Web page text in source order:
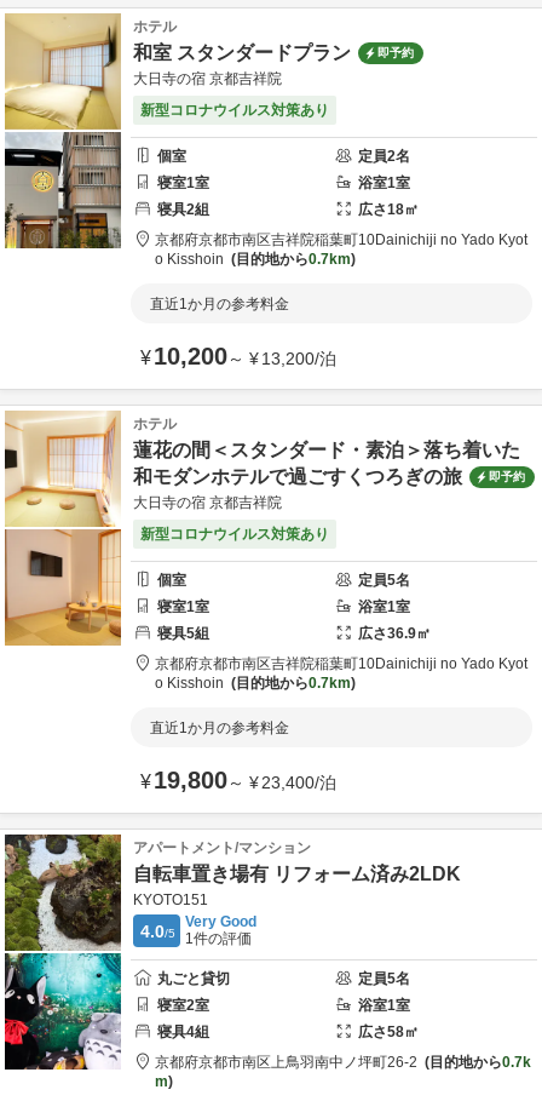
ホテル
和室 スタンダードプラン 即予約
大日寺の宿 京都吉祥院
新型コロナウイルス対策あり
個室 定員2名
寝室1室 浴室1室
寝具2組 広さ18㎡
京都府京都市南区吉祥院稲葉町10Dainichiji no Yado Kyot
o Kisshoin
目的地から0.7km
直近1か月の参考料金
¥10,200～ ¥13,200/泊
ホテル
蓮花の間＜スタンダード・素泊＞落ち着いた
和モダンホテルで過ごすくつろぎの旅
即予約
大日寺の宿 京都吉祥院
新型コロナウイルス対策あり
個室 定員5名
寝室1室 浴室1室
寝具5組 広さ36.9㎡
京都府京都市南区吉祥院稲葉町10Dainichiji no Yado Kyot
o Kisshoin
目的地から0.7km
直近1か月の参考料金
¥19,800～ ¥23,400/泊
アパートメント/マンション
自転車置き場有 リフォーム済み2LDK
KYOTO151
4.0/5
Very Good
1件の評価
丸ごと貸切 定員5名
寝室2室 浴室1室
寝具4組 広さ58㎡
京都府京都市南区上鳥羽南中ノ坪町26-2 目的地から0.7k
m